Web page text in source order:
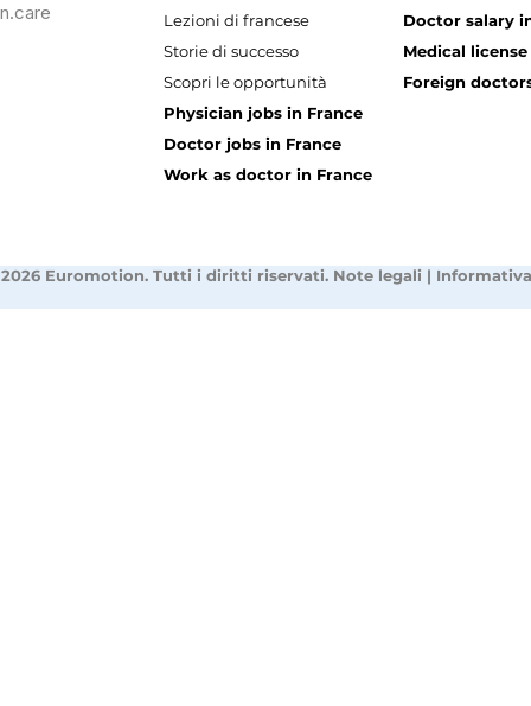
Lezioni di francese
Storie di successo
Scopri le opportunità
Physician jobs in France
Doctor jobs in France
Work as doctor in France
Doctor salary
Medical
Foreign
Euromotion. Tutti i diritti riservati. Note legali |